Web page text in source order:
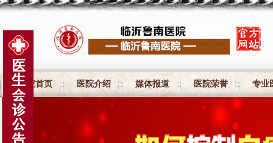
医院首页 医院介绍 媒体报道 医院荣誉 专业